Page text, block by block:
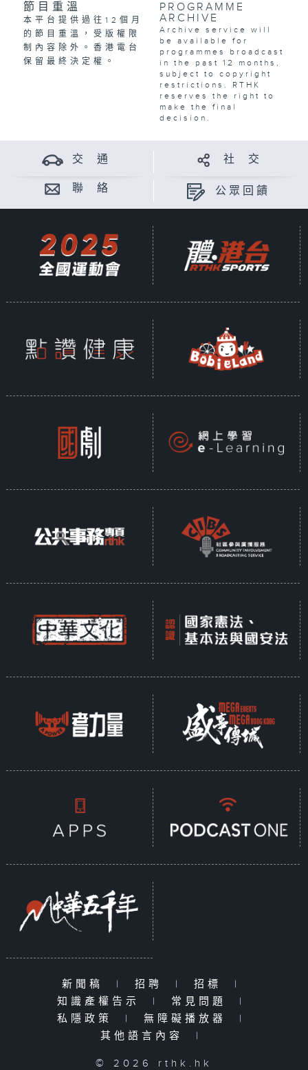
節目重溫
本平台提供過往12個月
的節目重溫，受版權限
制內容除外。香港電台
保留最終決定權。
PROGRAMME
ARCHIVE
Archive service will
be available for
programmes broadcast
in the past 12 months,
subject to copyright
restrictions. RTHK
reserves the right to
make the final
decision.
交 通 社 交
聯 絡 公眾回饋
新聞稿 | 招聘 | 招標
|
知識產權告示
| 常見問題
|
私隱政策
| 無障礙播放器
|
其他語言內容
|
© 2026 rthk.hk